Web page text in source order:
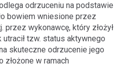
odrzuceniu na podstawie
bowiem wniesione przez
przez wykonawcę, który złożył
tzw. status aktywnego
skuteczne odrzucenie jego
złożone w ramach